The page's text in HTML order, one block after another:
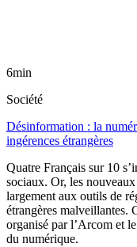
6min
Société
Désinformation : la
ingérences étrangères
Quatre Français sur 10
sociaux. Or, les
largement aux outils de
étrangères malveillantes.
organisé par l’Arcom et
du numérique.